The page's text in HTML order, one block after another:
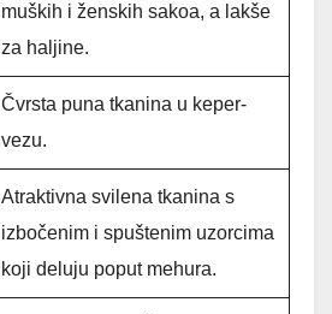
muških i ženskih sakoa, a lakše
za haljine.
Čvrsta puna tkanina u keper-
vezu.
Atraktivna svilena tkanina s
izbočenim i spuštenim uzorcima
koji deluju poput mehura.